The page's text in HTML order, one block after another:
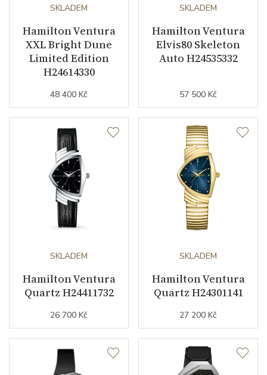
Sekundová ručka
Číselník
Indexy číselníku indexy
Řemínek / Spona
Materiál řemínku hovězí kůže
Barva řemínku
Doplňující údaje
Záruční doba
nepodnikatelé (měsíců)
Modelová řada
SKLADEM
Hamilton Ventura
XXL Bright Dune
Limited Edition
H24614330
48 400 Kč
SKLADEM
Hamilton Ventura
Elvis80 Skeleton
Auto H24535332
57 500 Kč
SKLADEM
Hamilton Ventura
Quartz H24411732
26 700 Kč
SKLADEM
Hamilton Ventura
Quartz H24301141
27 200 Kč